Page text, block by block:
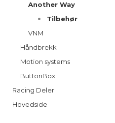
Another Way
Tilbehør
VNM
Håndbrekk
Motion systems
ButtonBox
Racing Deler
Hovedside